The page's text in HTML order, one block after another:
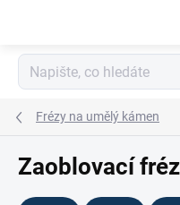
Frézy na umělý kámen
Zaoblovací